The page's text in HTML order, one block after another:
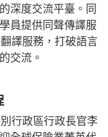
深度交流平臺。同
員提供同聲傳譯服
譯服務，打破語言
交流。
行政區行政長官李